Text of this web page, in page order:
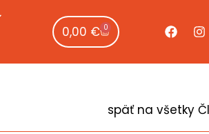
0,00 € 0
späť na všetky